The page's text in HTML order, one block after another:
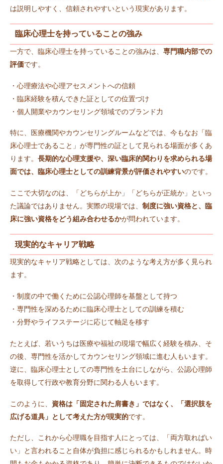
は説明しやすく、信頼されやすいという現実があります。
臨床心理士を持っていることの強み
一方で、臨床心理士を持っていることの強みは、 専門職内部での
評価です。
・心理療法や心理アセスメントへの信頼
・臨床経験を積んできた証としての位置づけ
・個人開業やカウンセリング領域でのブランド力
特に、医療機関やカウンセリングルームなどでは、今もなお「臨
床心理士であること」が専門性の証として見られる場面が多くあ
ります。 長期的な心理支援や、深い臨床的関わりを求められる場
面では、臨床心理士としての訓練背景が評価されやすいのです。
ここで大切なのは、「どちらが上か」「どちらが正統か」といっ
た議論ではありません。実際の現場では、 制度に強い資格と、臨
床に強い資格をどう組み合わせるかが問われています。
現実的なキャリア戦略
現実的なキャリア戦略としては、次のような考え方が多く見られ
ます。
・制度の中で働くために公認心理師を基盤として持つ
・専門性を深めるために臨床心理士としての訓練を積む
・分野やライフステージに応じて軸足を移す
たとえば、若いうちは医療や福祉の現場で幅広く経験を積み、そ
の後、専門性を活かしてカウンセリング領域に進む人もいます。
逆に、臨床心理士としての専門性を土台にしながら、公認心理師
を取得して行政や教育分野に関わる人もいます。
このように、 資格は「固定された肩書き」ではなく、「選択肢を
広げる道具」として考えた方が現実的です。
ただし、これから心理職を目指す人にとっては、「両方取ればい
い」と言われること自体が負担に感じられるかもしれません。時